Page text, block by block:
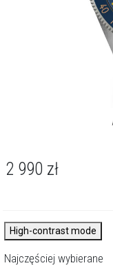
2 990 zł
High-contrast mode
Najczęściej wybierane